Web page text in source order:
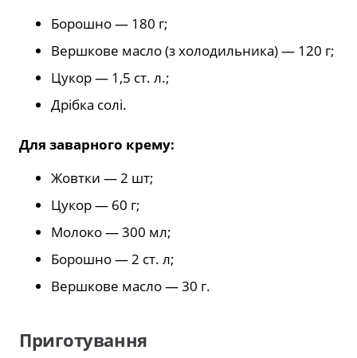
Борошно — 180 г;
Вершкове масло (з холодильника) — 120 г;
Цукор — 1,5 ст. л.;
Дрібка солі.
Для заварного крему:
Жовтки — 2 шт;
Цукор — 60 г;
Молоко — 300 мл;
Борошно — 2 ст. л;
Вершкове масло — 30 г.
Приготування